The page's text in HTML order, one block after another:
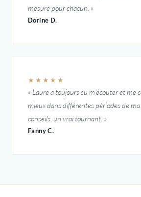
mesure pour chacun.
Dorine D.
★★★★★
Laure a toujours su m'écouter et me
mieux dans différentes périodes de ma
conseils, un vrai tournant.
Fanny C.